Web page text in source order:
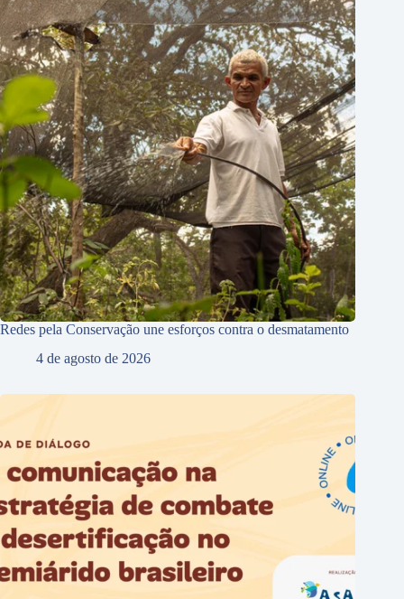
Redes pela Conservação une esforços contra o desmatamento
4 de agosto de 2026